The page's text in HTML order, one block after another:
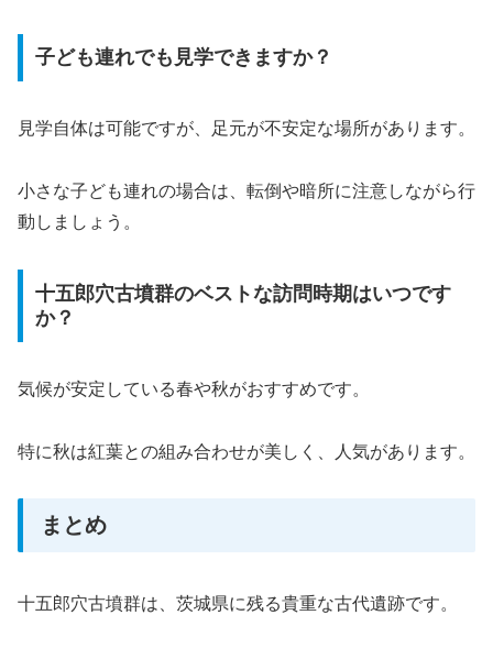
子ども連れでも見学できますか？
見学自体は可能ですが、足元が不安定な場所があります。
小さな子ども連れの場合は、転倒や暗所に注意しながら行
動しましょう。
十五郎穴古墳群のベストな訪問時期はいつです
か？
気候が安定している春や秋がおすすめです。
特に秋は紅葉との組み合わせが美しく、人気があります。
まとめ
十五郎穴古墳群は、茨城県に残る貴重な古代遺跡です。